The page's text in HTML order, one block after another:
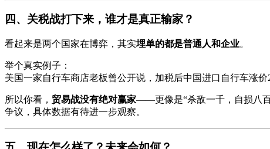
四、关税战打下来，谁才是真正输家？
看起来是两个国家在博弈，其实埋单的都是普通人和企业。
举个真实例子：
美国一家自行车商店老板曾公开说，加税后中国进口自行车涨
所以你看， 贸易战没有绝对赢家——更像是“杀敌一千，自损八
争议，具体数据有待进一步观察。